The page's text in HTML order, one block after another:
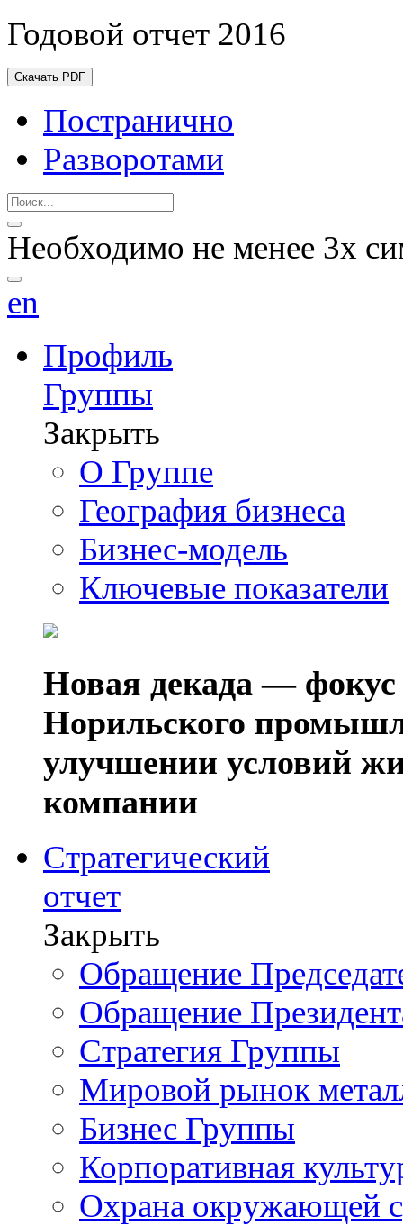
Годовой отчет 2016
Скачать PDF
Постранично
Разворотами
Необходимо не менее 3х
en
Профиль
Группы
Закрыть
О Группе
География бизнеса
Бизнес-модель
Ключевые показатели
Новая декада — фокус
Норильского
улучшении условий
компании
Стратегический
отчет
Закрыть
Обращение
Обращение
Стратегия Группы
Мировой рынок
Бизнес Группы
Корпоративная
Охрана окружающей